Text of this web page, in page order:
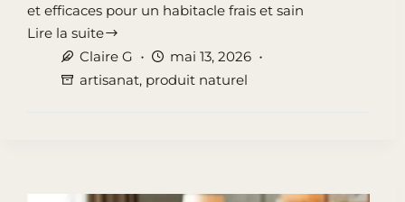
et efficaces pour un habitacle frais et sain
Lire la suite
6
Avantages
Claire G
mai 13, 2026
artisanat, produit naturel